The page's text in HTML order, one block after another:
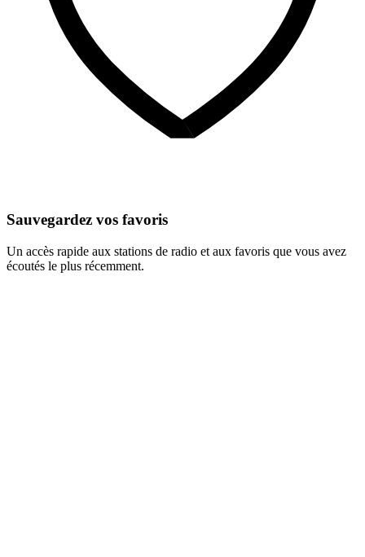
Sauvegardez vos favoris
Un accès rapide aux stations de radio et aux favoris que vous avez
écoutés le plus récemment.